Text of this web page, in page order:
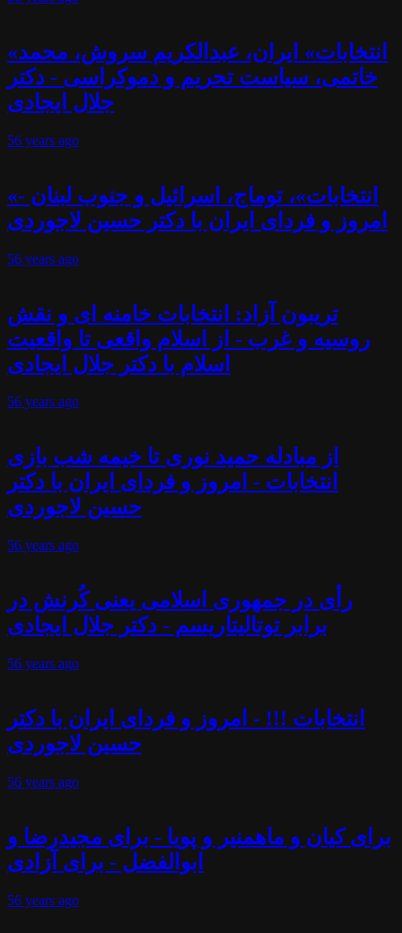
«انتخابات» ایران، عبدالکریم سروش، محمد
خاتمی، سیاست تحریم و دموکراسی - دکتر
جلال ایجادی
56 years ago
«انتخابات»، توماج، اسرائیل و جنوب لبنان -
امروز و فردای ایران با دکتر حسین لاجوردی
56 years ago
تریبون آزاد: انتخابات خامنه ای و نقش
روسیه و غرب - از اسلام واقعی تا واقعیت
اسلام با دکتر جلال ایجادی
56 years ago
از مبادله حمید نوری تا خیمه شب بازی
انتخابات - امروز و فردای ایران با دکتر
حسین لاجوردی
56 years ago
رأی در جمهوری اسلامی یعنی کُرنش در
برابر توتالیتاریسم - دکتر جلال ایجادی
56 years ago
انتخابات !!! - امروز و فردای ایران با دکتر
حسین لاجوردی
56 years ago
برای کیان و ماهمنیر و پویا - برای مجیدرضا و
ابوالفضل - برای آزادی
56 years ago